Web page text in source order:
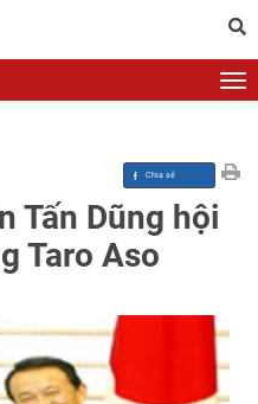
Tấn Dũng hội
Taro Aso